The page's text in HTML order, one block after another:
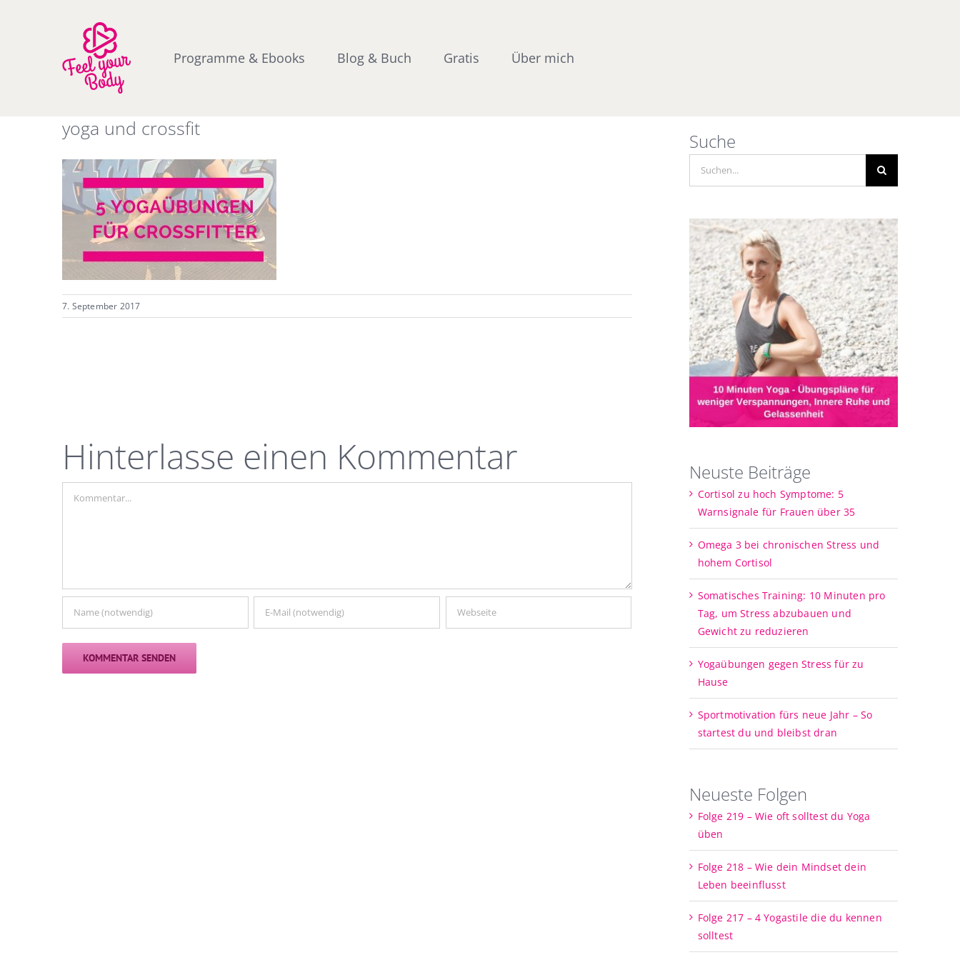
Programme & Ebooks Blog & Buch Gratis Über mich
yoga und crossfit
7. September 2017
Hinterlasse einen Kommentar
Suche
Neuste Beiträge
Cortisol zu hoch Symptome: 5
Warnsignale für Frauen über 35
Omega 3 bei chronischen Stress und
hohem Cortisol
Somatisches Training: 10 Minuten pro
Tag, um Stress abzubauen und
Gewicht zu reduzieren
Yogaübungen gegen Stress für zu
Hause
Sportmotivation fürs neue Jahr – So
startest du und bleibst dran
Neueste Folgen
Folge 219 – Wie oft solltest du Yoga
üben
Folge 218 – Wie dein Mindset dein
Leben beeinflusst
Folge 217 – 4 Yogastile die du kennen
solltest